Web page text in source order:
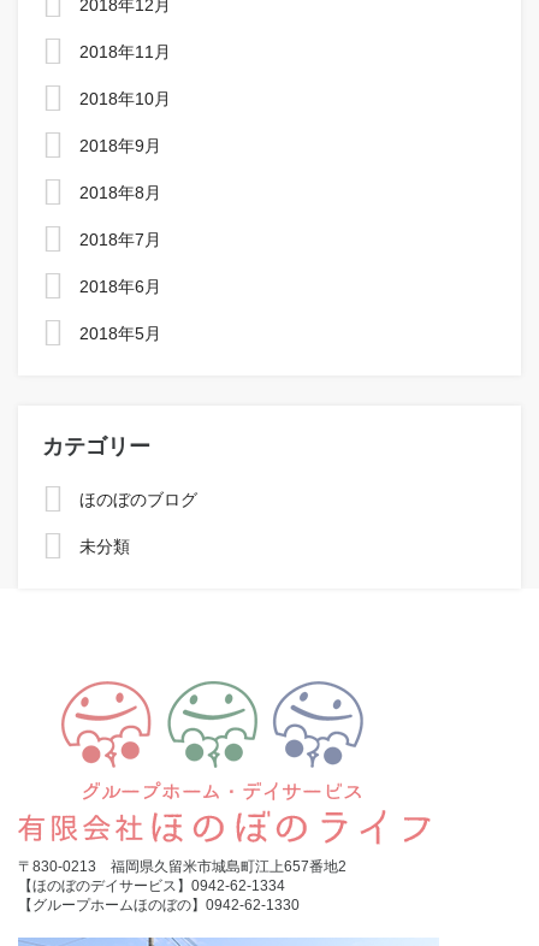
2018年12月
2018年11月
2018年10月
2018年9月
2018年8月
2018年7月
2018年6月
2018年5月
カテゴリー
ほのぼのブログ
未分類
〒830-0213 福岡県久留米市城島町江上657番地2
【ほのぼのデイサービス】0942-62-1334
【グループホームほのぼの】0942-62-1330